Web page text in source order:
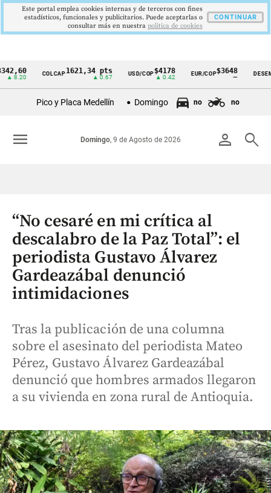
Cintillo
Colombia
COLCAP1621,34 pts USD/COP$4178
▲ 0.42
EUR/COP$3648
—
DESEMPLEO
Pico y Placa Medellín Domingo no no
person search
Domingo, 9 de Agosto de 2026
menu
“No cesaré en mi crítica al
descalabro de la Paz Total”: el
periodista Gustavo Álvarez
Gardeazábal denunció
intimidaciones
Tras la publicación de una columna
sobre el asesinato del periodista Mateo
Pérez, Gustavo Álvarez Gardeazábal
denunció que hombres armados llegaron
a su vivienda en zona rural de Antioquia.
Este portal emplea cookies internas y de terceros con fines
estadísticos, funcionales y publicitarios. Puede aceptarlas o
consultar más en nuestra politica de cookies
CONTINUAR